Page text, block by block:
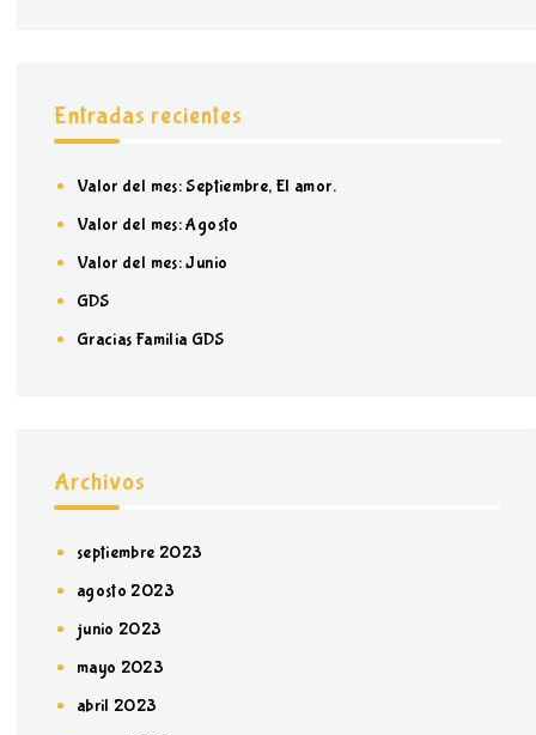
Entradas recientes
Valor del mes: Septiembre, El amor.
Valor del mes: Agosto
Valor del mes: Junio
GDS
Gracias Familia GDS
Archivos
septiembre 2023
agosto 2023
junio 2023
mayo 2023
abril 2023